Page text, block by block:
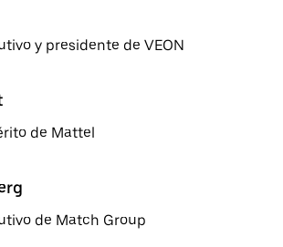
y presidente de VEON
de Mattel
de Match Group